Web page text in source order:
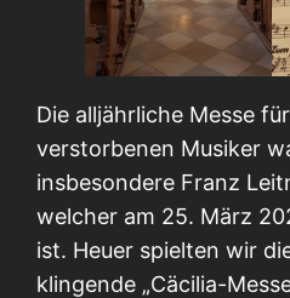
Die alljährliche Messe
verstorbenen Musiker
insbesondere Franz
welcher am 25. März
ist. Heuer spielten wir
klingende „Cäcilia-